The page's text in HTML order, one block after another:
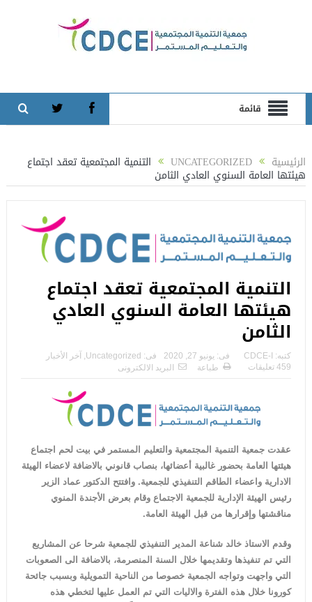
قائمة
الرئيسية UNCATEGORIZED التنمية المجتمعية تعقد اجتماع
هيئتها العامة السنوي العادي الثامن
التنمية المجتمعية تعقد اجتماع
هيئتها العامة السنوي العادي
الثامن
كتبه: CDCE-I فى: يونيو 27, 2020 فى: Uncategorized آخر الأخبار
459 تعليقات
طباعة البريد الالكترونى
عقدت جمعية التنمية المجتمعية والتعليم المستمر في بيت لحم اجتماع
هيئتها العامة بحضور غالبية أعضائها، بنصاب قانوني بالاضافة لاعضاء الهيئة
الادارية واعضاء الطاقم التنفيذي للجمعية. وافتتح الدكتور عماد الزير
رئيس الهيئة الإدارية للجمعية الاجتماع وقام بعرض الأجندة المنوي
مناقشتها وإقرارها من قبل الهيئة العامة.
وقدم الاستاذ خالد شناعة المدير التنفيذي للجمعية شرحا عن المشاريع
التي تم تنفيذها وتقديمها خلال السنة المنصرمة، بالاضافة الى الصعوبات
التي واجهت وتواجه الجمعية خصوصا من الناحية التمويلية وبسبب جائحة
كورونا خلال هذه الفترة والاليات التي تم العمل عليها لتخطي هذه